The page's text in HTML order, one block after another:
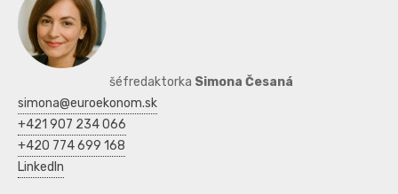
šéfredaktorka Simona Česaná
simona@euroekonom.sk
+421 907 234 066
+420 774 699 168
LinkedIn